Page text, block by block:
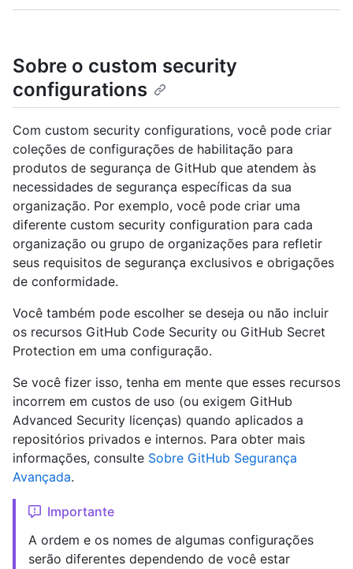
Sobre o custom security
configurations
Com custom security configurations, você pode criar
coleções de configurações de habilitação para
produtos de segurança de GitHub que atendem às
necessidades de segurança específicas da sua
organização. Por exemplo, você pode criar uma
diferente custom security configuration para cada
organização ou grupo de organizações para refletir
seus requisitos de segurança exclusivos e obrigações
de conformidade.
Você também pode escolher se deseja ou não incluir
os recursos GitHub Code Security ou GitHub Secret
Protection em uma configuração.
Se você fizer isso, tenha em mente que esses recursos
incorrem em custos de uso (ou exigem GitHub
Advanced Security licenças) quando aplicados a
repositórios privados e internos. Para obter mais
informações, consulte Sobre GitHub Segurança
Avançada.
Importante
A ordem e os nomes de algumas configurações
serão diferentes dependendo de você estar